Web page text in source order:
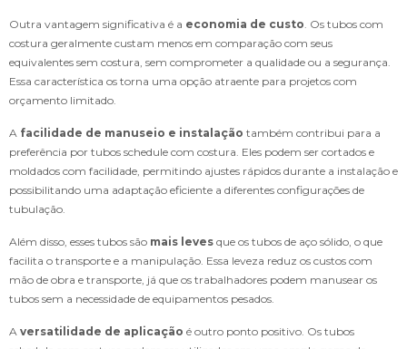
Outra vantagem significativa é a economia de custo. Os tubos com
costura geralmente custam menos em comparação com seus
equivalentes sem costura, sem comprometer a qualidade ou a segurança.
Essa característica os torna uma opção atraente para projetos com
orçamento limitado.
A facilidade de manuseio e instalação também contribui para a
preferência por tubos schedule com costura. Eles podem ser cortados e
moldados com facilidade, permitindo ajustes rápidos durante a instalação e
possibilitando uma adaptação eficiente a diferentes configurações de
tubulação.
Além disso, esses tubos são mais leves que os tubos de aço sólido, o que
facilita o transporte e a manipulação. Essa leveza reduz os custos com
mão de obra e transporte, já que os trabalhadores podem manusear os
tubos sem a necessidade de equipamentos pesados.
A versatilidade de aplicação é outro ponto positivo. Os tubos